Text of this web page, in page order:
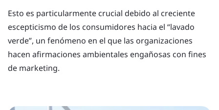
Esto es particularmente crucial debido al creciente
escepticismo de los consumidores hacia el “lavado
verde”, un fenómeno en el que las organizaciones
hacen afirmaciones ambientales engañosas con fines
de marketing.